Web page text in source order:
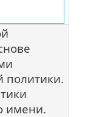
политики.
имени.